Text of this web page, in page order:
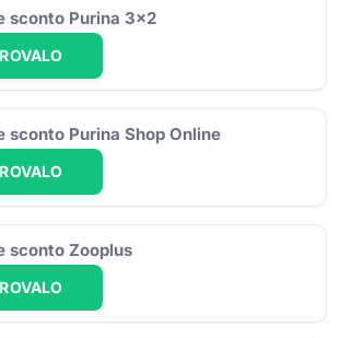
sconto Purina 3x2
sconto Purina Shop Online
sconto Zooplus